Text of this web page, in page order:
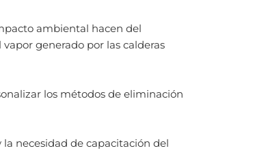
ambiental hacen del
generado por las calderas
los métodos de eliminación
necesidad de capacitación del